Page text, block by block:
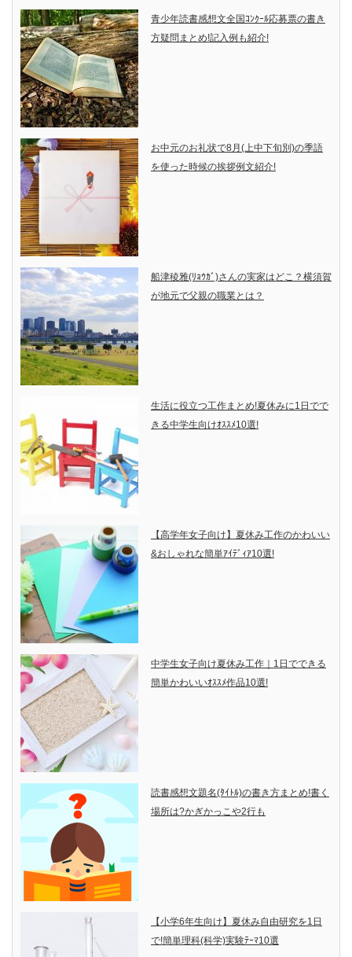
青少年読書感想文全国ｺﾝｸｰﾙ応募票の書き
方疑問まとめ!記入例も紹介!
お中元のお礼状で8月(上中下旬別)の季語
を使った時候の挨拶例文紹介!
船津稜雅(ﾘｮｳｶﾞ)さんの実家はどこ？横須賀
が地元で父親の職業とは？
生活に役立つ工作まとめ!夏休みに1日でで
きる中学生向けｵｽｽﾒ10選!
【高学年女子向け】夏休み工作のかわいい
&おしゃれな簡単ｱｲﾃﾞｨｱ10選!
中学生女子向け夏休み工作｜1日でできる
簡単かわいいｵｽｽﾒ作品10選!
読書感想文題名(ﾀｲﾄﾙ)の書き方まとめ!書く
場所は?かぎかっこや2行も
【小学6年生向け】夏休み自由研究を1日
で!簡単理科(科学)実験ﾃｰﾏ10選